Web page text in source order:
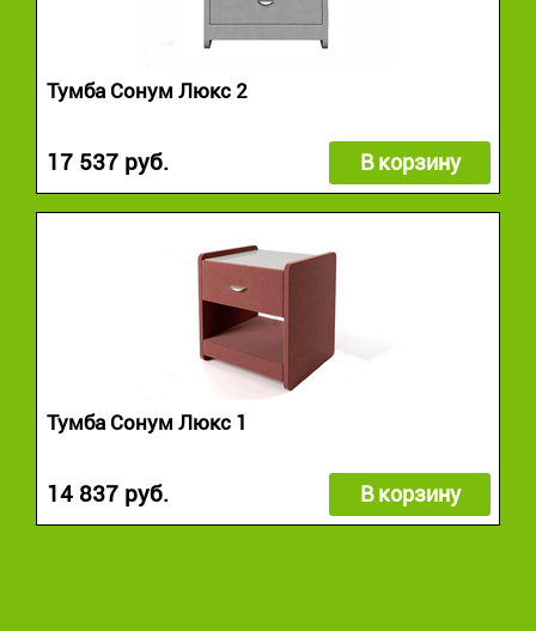
Тумба Сонум Люкс 2
17 537 руб. В корзину
Тумба Сонум Люкс 1
14 837 руб. В корзину